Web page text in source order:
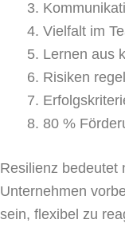
Vielfalt im
Lernen aus
Risiken
80 %
Resilienz bedeutet
Unternehmen
sein, flexibel zu